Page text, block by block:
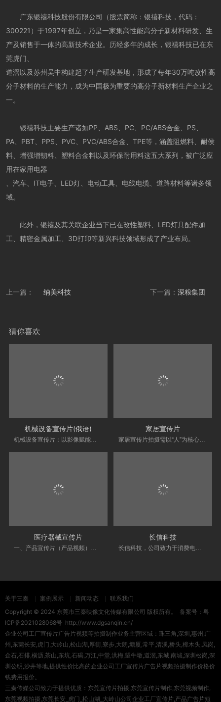
广东银禧科技股份有限公司（股票简称：银禧科技，代码：
300221）于1997年创立，乃是一家集高性能高分子新材料研发、生
产及销售于一体的高新技术企业。历经多年的成长，银禧科技已在东
莞虎门、
道滘以及苏州吴中构建起了生产研发基地，形成了每年30万吨改性高
分子材料的生产能力，成为中国极为重要的高分子新材料生产企业之
一。
银禧科技主要生产诸如PP、ABS、PC、PC/ABS合金、PS、
PA、PBT、PPS、PVC、PVC/ABS合金、TPE等，涵盖阻燃料、耐侯
料、增强增韧料、塑料合金料以及环保耐用料这五大系列，被广泛应
用在家用电器
、汽车、IT电子、LED灯、电动工具、电线电缆、道路材料等诸多领
域。
此外，银禧及其关联企业当下已在改性塑料、LED灯具配件加
工、精密金属加工、3D打印等新兴科技领域形成了产业布局。
上一篇： 纳美科技 下一篇： 深粮集团
猜你喜欢
机械设备宣传片(俄语)
机械设备宣传片：以影像赋能，彰显企业实力···
家居宣传片
家居宣传片拍摄需以“人”为核心，用生活场···
医疗器械宣传片
一、产品宣传片（产品视频）是什么？简单来···
长信科技
长信科技，公司致力于消费电子液晶显示模···
关于三秦 案例展示 新闻动态
联系我们
Copyright © 2024 东莞市三秦映像文化传媒有限公司 版权所有。 备案号： 粤
ICP备2021028068号 http://www.dgsanqin.cn/
企业公司工厂宣传片广告片视频等拍摄制作业务主营区域：珠三角,深圳,惠州,广
州,东莞长安,虎门,大岭山,松山湖,厚街,寮步,大朗,塘厦,常平,清溪,桥头,樟木头,凤岗,
企石,石排,横沥,茶山,东坑,石碣,万江,中堂,洪梅,望牛墩,道滘,东城,南城,深圳松岗,深
圳公明,沙井等地,提供性价比高的企业公司工厂宣传片广告片视频拍摄制作价格价
钱费用报价。
三秦传媒公司致力于提供优质： 东莞宣传片拍摄 东莞宣传片制作 东莞视频制作
东莞视频拍摄 ,东莞长安_虎门_松山湖_大岭山公司企业工厂宣传片,产品广告片短